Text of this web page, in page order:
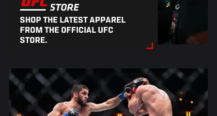
SHOP THE LATEST APPAREL
FROM THE OFFICIAL UFC
STORE.